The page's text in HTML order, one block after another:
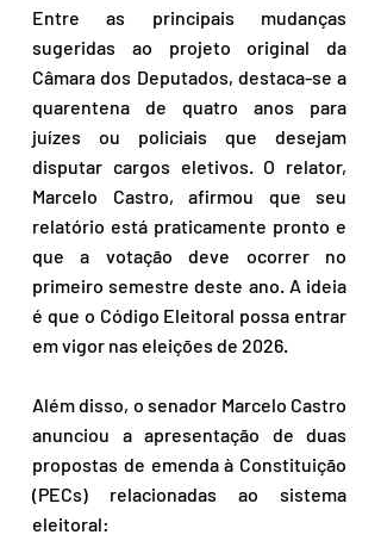
Entre as principais mudanças
sugeridas ao projeto original da
Câmara dos Deputados, destaca-se a
quarentena de quatro anos para
juízes ou policiais que desejam
disputar cargos eletivos. O relator,
Marcelo Castro, afirmou que seu
relatório está praticamente pronto e
que a votação deve ocorrer no
primeiro semestre deste ano. A ideia
é que o Código Eleitoral possa entrar
em vigor nas eleições de 2026.
Além disso, o senador Marcelo Castro
anunciou a apresentação de duas
propostas de emenda à Constituição
(PECs) relacionadas ao sistema
eleitoral: